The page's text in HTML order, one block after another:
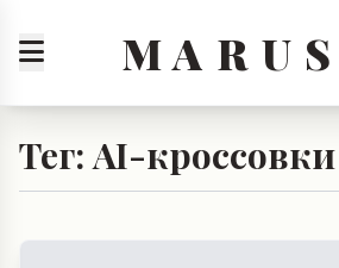
M A R U
Тег: AI-кроссовки